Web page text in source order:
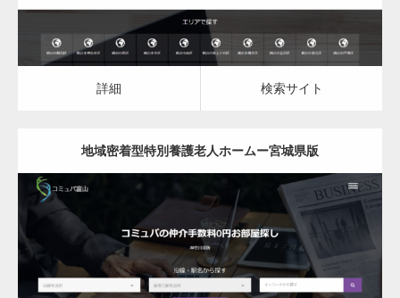
詳細 検索サイト
地域密着型特別養護老人ホームー宮城県版
更新日： 2023.03.09
地域密着型特別養護老人ホーム